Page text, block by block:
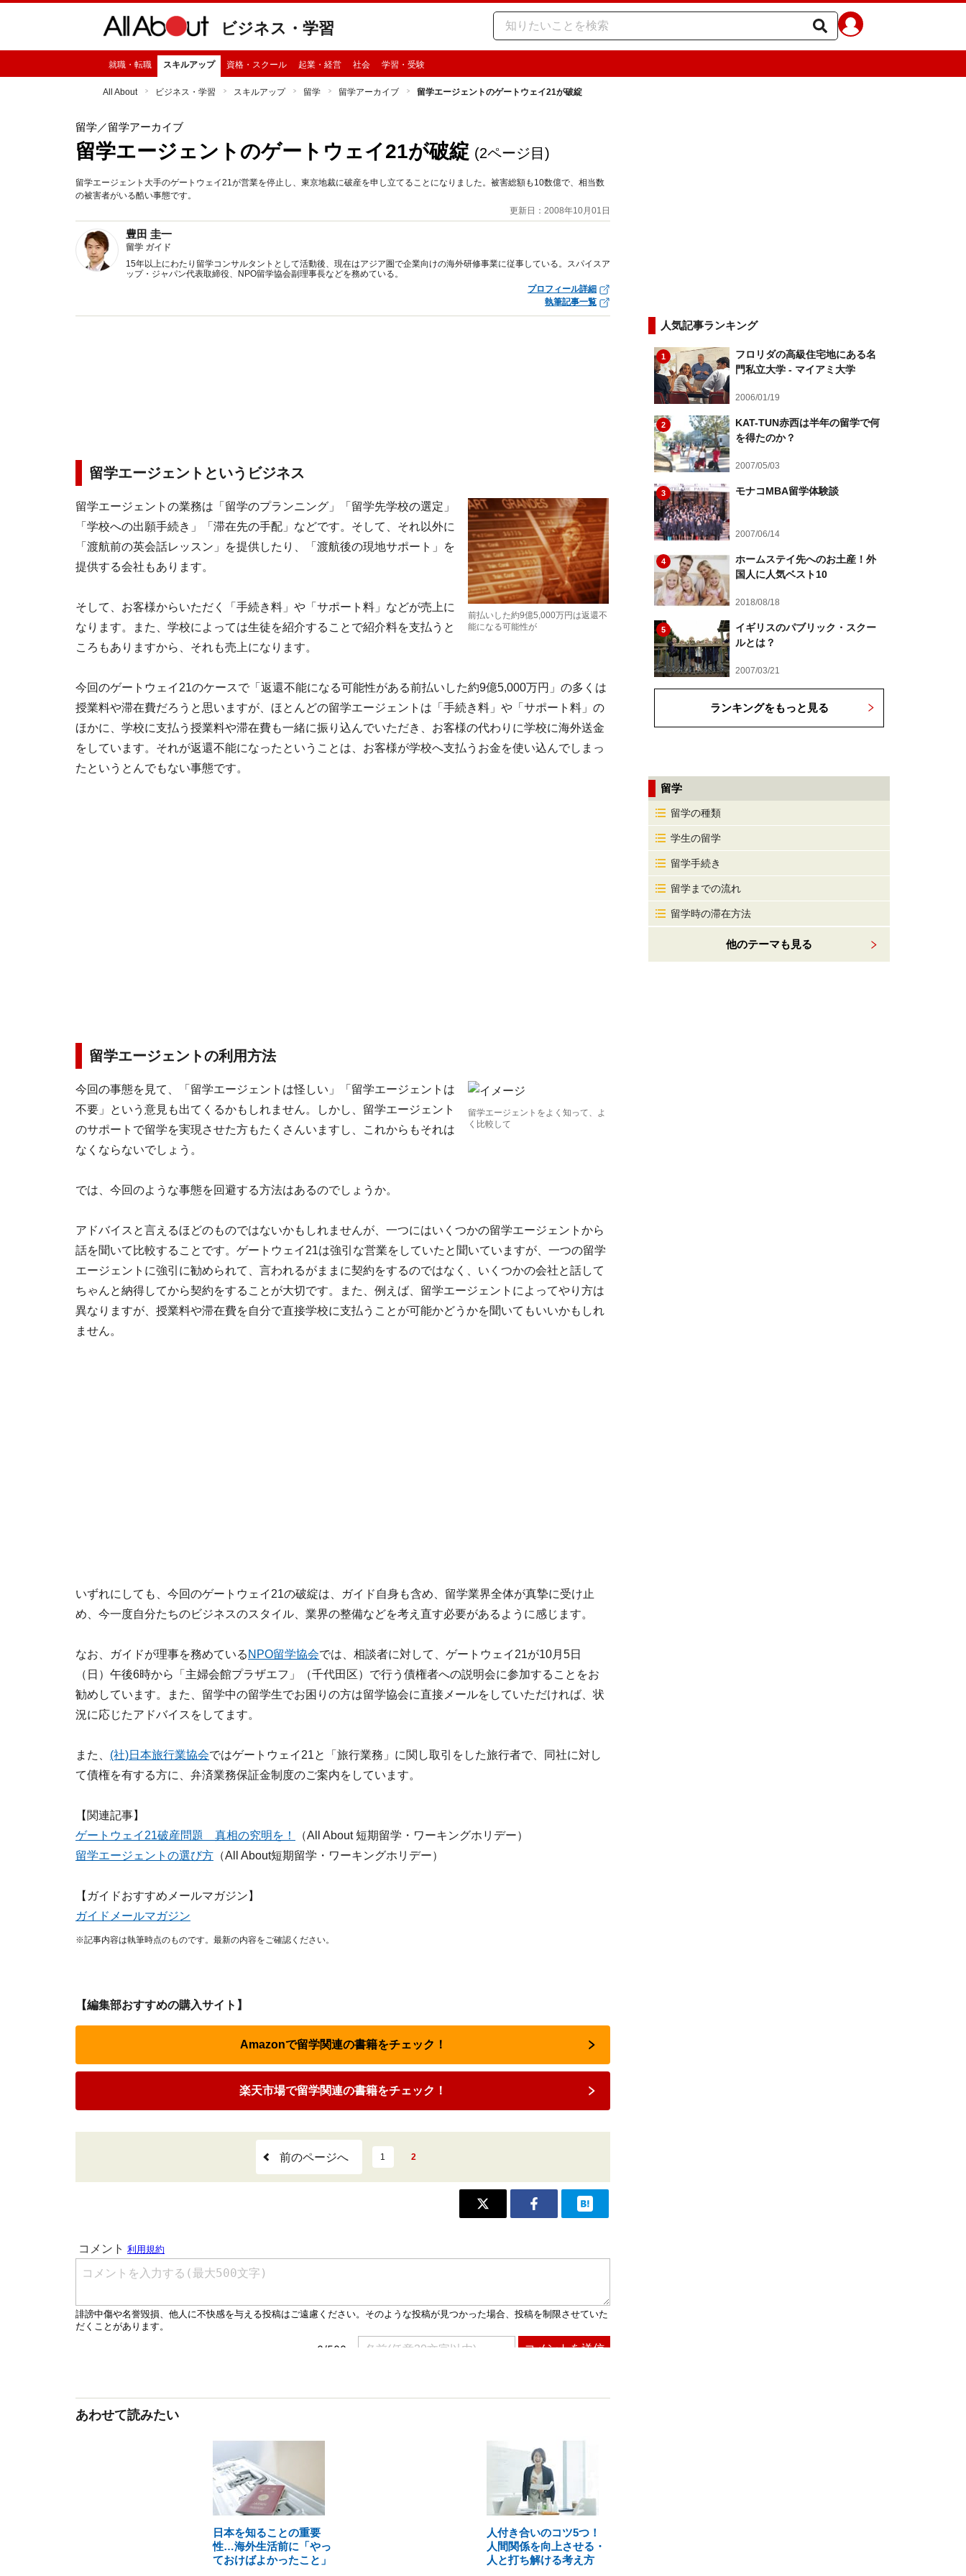
ビジネス・学習
就職・転職 スキルアップ 資格・スクール 起業・経営 社会 学習・受験
All About ビジネス・学習 スキルアップ 留学 留学アーカイブ 留学エージェントのゲートウェイ21が破綻
留学／留学アーカイブ
留学エージェントのゲートウェイ21が破綻 (2ページ目)
留学エージェント大手のゲートウェイ21が営業を停止し、東京地裁に破産を申し立てることになりました。被害総額も10数億で、相当数
の被害者がいる酷い事態です。
更新日：2008年10月01日
豊田 圭一
留学 ガイド
15年以上にわたり留学コンサルタントとして活動後、現在はアジア圏で企業向けの海外研修事業に従事している。スパイスア
ップ・ジャパン代表取締役、NPO留学協会副理事長などを務めている。
プロフィール詳細
執筆記事一覧
留学エージェントというビジネス
前払いした約9億5,000万円は返還不
能になる可能性が
留学エージェントの業務は「留学のプランニング」「留学先学校の選定」
「学校への出願手続き」「滞在先の手配」などです。そして、それ以外に
「渡航前の英会話レッスン」を提供したり、「渡航後の現地サポート」を
提供する会社もあります。
そして、お客様からいただく「手続き料」や「サポート料」などが売上に
なります。また、学校によっては生徒を紹介することで紹介料を支払うと
ころもありますから、それも売上になります。
今回のゲートウェイ21のケースで「返還不能になる可能性がある前払いした約9億5,000万円」の多くは
授業料や滞在費だろうと思いますが、ほとんどの留学エージェントは「手続き料」や「サポート料」の
ほかに、学校に支払う授業料や滞在費も一緒に振り込んでいただき、お客様の代わりに学校に海外送金
をしています。それが返還不能になったということは、お客様が学校へ支払うお金を使い込んでしまっ
たというとんでもない事態です。
留学エージェントの利用方法
留学エージェントをよく知って、よ
く比較して
今回の事態を見て、「留学エージェントは怪しい」「留学エージェントは
不要」という意見も出てくるかもしれません。しかし、留学エージェント
のサポートで留学を実現させた方もたくさんいますし、これからもそれは
なくならないでしょう。
では、今回のような事態を回避する方法はあるのでしょうか。
アドバイスと言えるほどのものではないかもしれませんが、一つにはいくつかの留学エージェントから
話を聞いて比較することです。ゲートウェイ21は強引な営業をしていたと聞いていますが、一つの留学
エージェントに強引に勧められて、言われるがままに契約をするのではなく、いくつかの会社と話して
ちゃんと納得してから契約をすることが大切です。また、例えば、留学エージェントによってやり方は
異なりますが、授業料や滞在費を自分で直接学校に支払うことが可能かどうかを聞いてもいいかもしれ
ません。
いずれにしても、今回のゲートウェイ21の破綻は、ガイド自身も含め、留学業界全体が真摯に受け止
め、今一度自分たちのビジネスのスタイル、業界の整備などを考え直す必要があるように感じます。
なお、ガイドが理事を務めている NPO留学協会では、相談者に対して、ゲートウェイ21が10月5日
（日）午後6時から「主婦会館プラザエフ」（千代田区）で行う債権者への説明会に参加することをお
勧めしています。また、留学中の留学生でお困りの方は留学協会に直接メールをしていただければ、状
況に応じたアドバイスをしてます。
また、 (社)日本旅行業協会ではゲートウェイ21と「旅行業務」に関し取引をした旅行者で、同社に対し
て債権を有する方に、弁済業務保証金制度のご案内をしています。
【関連記事】
ゲートウェイ21破産問題 真相の究明を！
（All About 短期留学・ワーキングホリデー）
留学エージェントの選び方 （All About短期留学・ワーキングホリデー）
【ガイドおすすめメールマガジン】
ガイドメールマガジン
※記事内容は執筆時点のものです。最新の内容をご確認ください。
【編集部おすすめの購入サイト】
Amazonで留学関連の書籍をチェック！
楽天市場で留学関連の書籍をチェック！
前のページへ 1 2
あわせて読みたい
日本を知ることの重要
性…海外生活前に「やっ
ておけばよかったこと」
人付き合いのコツ5つ！
人間関係を向上させる・
人と打ち解ける考え方
人気記事ランキング
1
フロリダの高級住宅地にある名
門私立大学 - マイアミ大学
2006/01/19
2
KAT-TUN赤西は半年の留学で何
を得たのか？
2007/05/03
3 モナコMBA留学体験談
2007/06/14
4
ホームステイ先へのお土産！外
国人に人気ベスト10
2018/08/18
5
イギリスのパブリック・スクー
ルとは？
2007/03/21
ランキングをもっと見る
留学
留学の種類
学生の留学
留学手続き
留学までの流れ
留学時の滞在方法
他のテーマも見る